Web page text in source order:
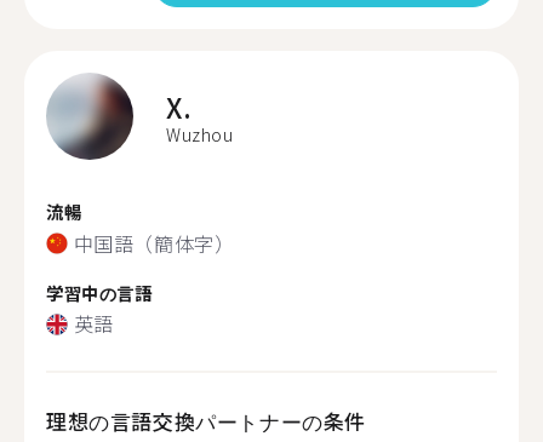
X.
Wuzhou
流暢
中国語（簡体字）
学習中の言語
英語
理想の言語交換パートナーの条件